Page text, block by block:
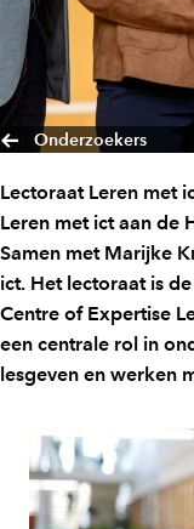
Onderzoekers
Lectoraat Leren met
Leren met ict aan de
Samen met Marijke
ict. Het lectoraat is
Centre of Expertise
een centrale rol in
lesgeven en werken